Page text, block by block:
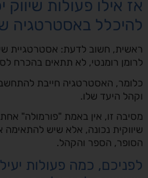
אז אילו פעולות שיווק
להיכלל באסטרטגיה
ראשית, חשוב לדעת: אסטרטגיית
לרומן רומנטי, לא תתאים בהכרח
כלומר, האסטרטגיה חייבת
וקהל היעד שלו.
מסיבה זו, אין באמת "פורמולה"
שיווקית נכונה, אלא שיש להתאימה
הסופר, הספר והקהל.
לפניכם, כמה פעולות